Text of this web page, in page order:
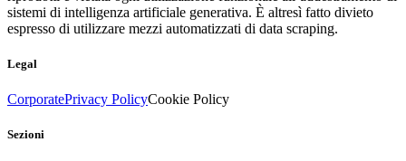
sistemi di intelligenza artificiale generativa. È altresì fatto divieto
espresso di utilizzare mezzi automatizzati di data scraping.
Legal
CorporatePrivacy PolicyCookie Policy
Sezioni